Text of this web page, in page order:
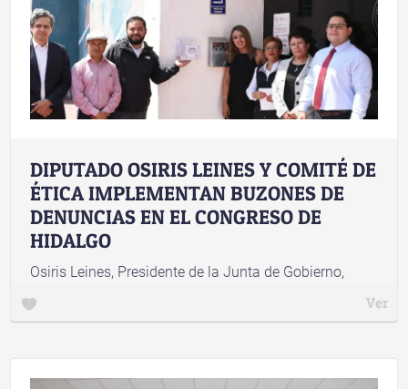
DIPUTADO OSIRIS LEINES Y COMITÉ DE
ÉTICA IMPLEMENTAN BUZONES DE
DENUNCIAS EN EL CONGRESO DE
HIDALGO
Osiris Leines, Presidente de la Junta de Gobierno,
coloca buzones en las instalaciones del recinto
legislativo
Ver